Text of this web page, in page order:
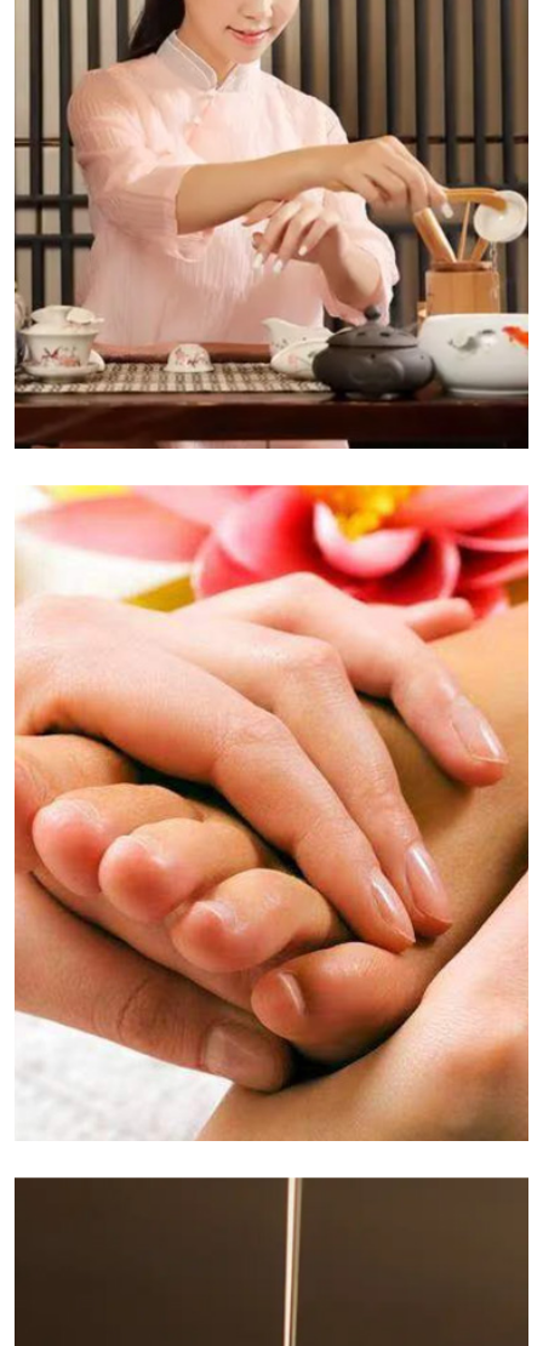
成都郫都区桑拿养生是一种结合了传统桑拿浴和现代
养生理念的休闲方式，旨在通过蒸汽的热力和湿气来
促进身体排毒、放松肌肉、缓解压力，并提高身体的
整体健康状况。桑拿养生不只是一种简单的洗浴活
动，它融合了多种养生保健的元素，成为了一种全面
的身心疗养体验。
成都郫都区保健按摩:是一种传统的养生疗法，它通过
手法技巧对身体的特定部位进行操作，以达到放松肌
肉、促进血液循环、缓解压力和疼痛的效果。这种疗
法不仅能够改善身体的亚健康状况，还能够提升整体